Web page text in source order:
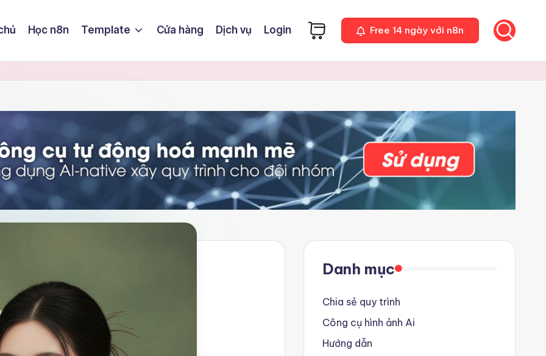
Học n8n Template Cửa hàng Dịch vụ Login Free 14 ngày với n8n
Danh mục
Chia sẻ quy trình
Công cụ hình ảnh Ai
Hướng dẫn